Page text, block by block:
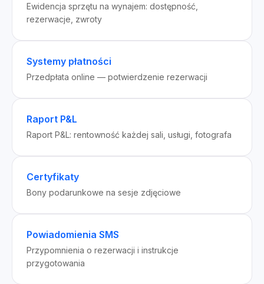
Ewidencja sprzętu na wynajem: dostępność,
rezerwacje, zwroty
Systemy płatności
Przedpłata online — potwierdzenie rezerwacji
Raport P&L
Raport P&L: rentowność każdej sali, usługi, fotografa
Certyfikaty
Bony podarunkowe na sesje zdjęciowe
Powiadomienia SMS
Przypomnienia o rezerwacji i instrukcje
przygotowania